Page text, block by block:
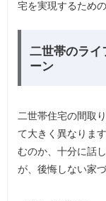
宅を実現するため
二世帯のライ
ーン
二世帯住宅の間取
て大きく異なりま
むのか、十分に話
が、後悔しない家